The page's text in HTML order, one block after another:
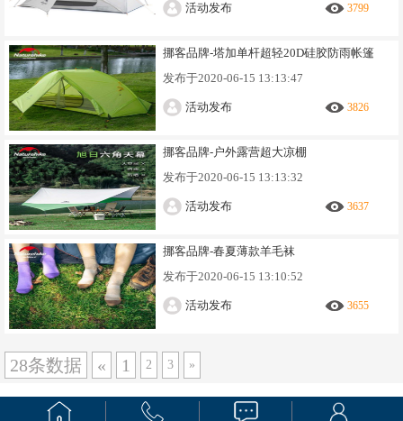
活动发布 3799
挪客品牌-塔加单杆超轻20D硅胶防雨帐篷
发布于2020-06-15 13:13:47
活动发布 3826
挪客品牌-户外露营超大凉棚
发布于2020-06-15 13:13:32
活动发布 3637
挪客品牌-春夏薄款羊毛袜
发布于2020-06-15 13:10:52
活动发布 3655
28条数据 « 1 2 3 »